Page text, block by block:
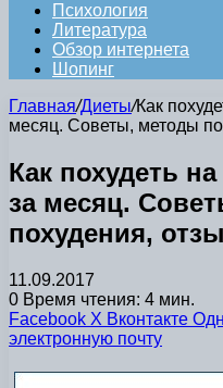
Психология
Литература
Обзор интернета
Шопинг
Главная/Диеты/Как
месяц. Советы, методы
Как похудеть
за месяц.
похудения,
11.09.2017
0 Время чтения: 4 мин.
Facebook X Вконтакте
электронную почту